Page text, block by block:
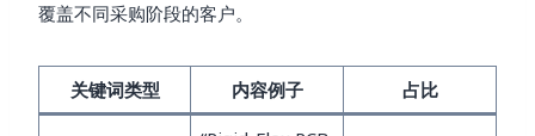
覆盖不同采购阶段的客户。
关键词类型 内容例子 占比